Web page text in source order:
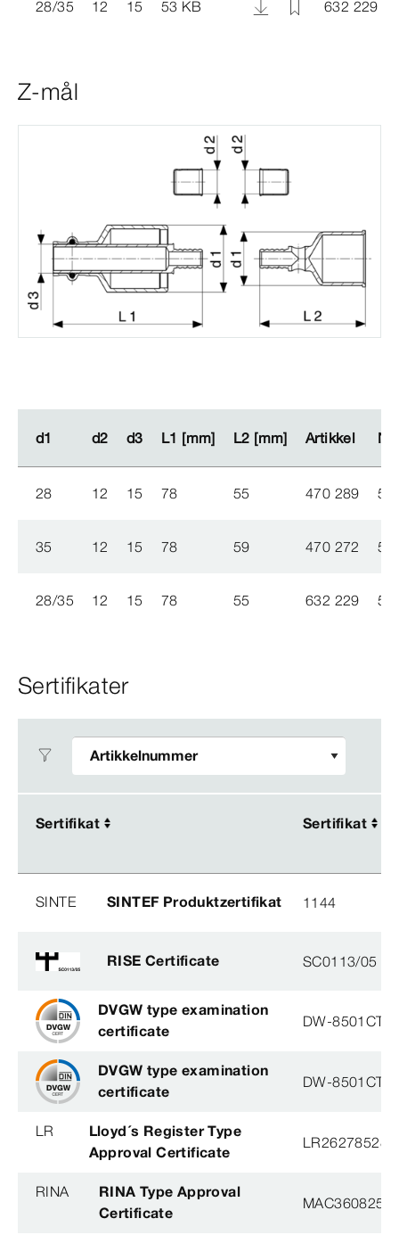
28/35 12 15 53 KB 632 229
Z-mål
d1 d2 d3 L1 [mm] L2 [mm] Artikkel
d1 d2 d3 L1 [mm] L2 [mm] Artikkel
28 12 15 78 55 470 289
35 12 15 78 59 470 272
28/35 12 15 78 55 632 229
Sertifikater
Sertifikat Sertifikat
Sertifikat Sertifikat
SINTE SINTEF Produktzertifikat 1144
RISE Certificate SC0113/05
DVGW type examination
certificate
DW-
DVGW type examination
certificate
DW-
LR
Lloyd´s Register Type
Approval Certificate
RINA
RINA Type Approval
Certificate